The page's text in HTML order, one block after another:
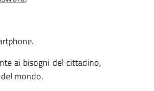
ai bisogni del cittadino,
mondo.